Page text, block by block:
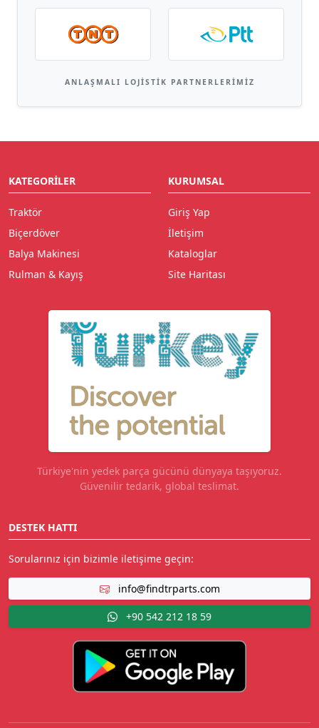
ANLAŞMALI LOJISTIK PARTNERLERIMIZ
KATEGORILER
Traktör
Biçerdöver
Balya Makinesi
Rulman & Kayış
KURUMSAL
Giriş Yap
İletişim
Kataloglar
Site Haritası
Türkiye'nin yedek parça gücünü dünyaya taşıyoruz.
Güvenilir tedarik, global teslimat.
DESTEK HATTI
Sorularınız için bizimle iletişime geçin:
info@findtrparts.com
+90 542 212 18 59